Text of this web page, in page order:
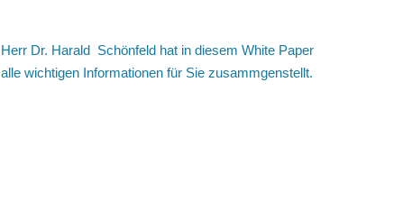
Herr Dr. Harald Schönfeld hat in diesem White Paper
alle wichtigen Informationen für Sie zusammgenstellt.